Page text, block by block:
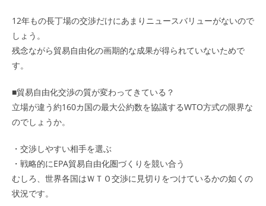
12年もの長丁場の交渉だけにあまりニュースバリューがないので
しょう。
残念ながら貿易自由化の画期的な成果が得られていないためで
す。
■貿易自由化交渉の質が変わってきている？
立場が違う約160カ国の最大公約数を協議するWTO方式の限界な
のでしょうか。
・交渉しやすい相手を選ぶ
・戦略的にEPA貿易自由化圏づくりを競い合う
むしろ、世界各国はＷＴＯ交渉に見切りをつけているかの如くの
状況です。